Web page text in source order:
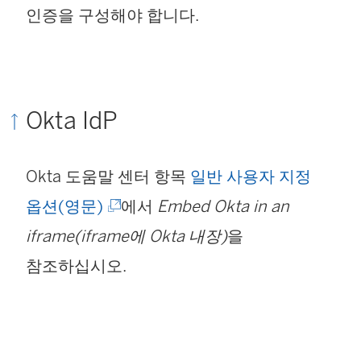
인증을 구성해야 합니다.
Okta IdP
Okta 도움말 센터 항목 일반 사용자 지정
옵션(영문) (
링
크
에서 Embed Okta in an
iframe(iframe에 Okta 내장)을
참조하십시오.